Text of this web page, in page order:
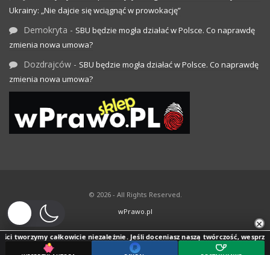
Ukrainy: „Nie dajcie się wciągnąć w prowokację”
Demokryta - SBU będzie mogła działać w Polsce. Co naprawdę
zmienia nowa umowa?
Dozdrajców - SBU będzie mogła działać w Polsce. Co naprawdę
zmienia nowa umowa?
© 2026 - All Rights Reserved.
wPrawo.pl
×
tworzymy całkowicie niezależnie. Jeśli doceniasz naszą twórczość, wesprzyj